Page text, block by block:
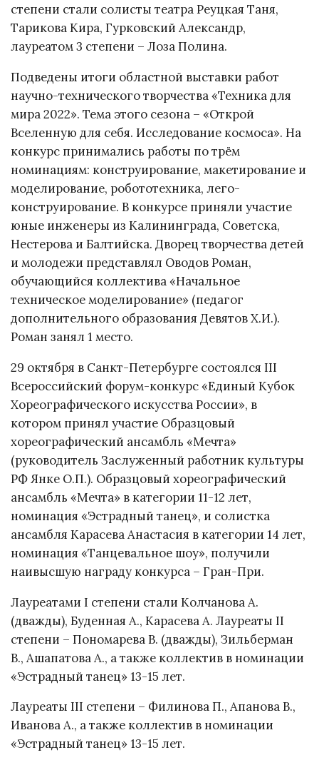
степени стали солисты театра Реуцкая Таня,
Тарикова Кира, Гурковский Александр,
лауреатом 3 степени – Лоза Полина.
Подведены итоги областной выставки работ
научно-технического творчества «Техника для
мира 2022». Тема этого сезона – «Открой
Вселенную для себя. Исследование космоса». На
конкурс принимались работы по трём
номинациям: конструирование, макетирование и
моделирование, робототехника, лего-
конструирование. В конкурсе приняли участие
юные инженеры из Калининграда, Советска,
Нестерова и Балтийска. Дворец творчества детей
и молодежи представлял Оводов Роман,
обучающийся коллектива «Начальное
техническое моделирование» (педагог
дополнительного образования Девятов Х.И.).
Роман занял 1 место.
29 октября в Санкт-Петербурге состоялся III
Всероссийский форум-конкурс «Единый Кубок
Хореографического искусства России», в
котором принял участие Образцовый
хореографический ансамбль «Мечта»
(руководитель Заслуженный работник культуры
РФ Янке О.П.). Образцовый хореографический
ансамбль «Мечта» в категории 11-12 лет,
номинация «Эстрадный танец», и солистка
ансамбля Карасева Анастасия в категории 14 лет,
номинация «Танцевальное шоу», получили
наивысшую награду конкурса – Гран-При.
Лауреатами I степени стали Колчанова А.
(дважды), Буденная А., Карасева А. Лауреаты II
степени – Пономарева В. (дважды), Зильберман
В., Ашапатова А., а также коллектив в номинации
«Эстрадный танец» 13-15 лет.
Лауреаты III степени – Филинова П., Апанова В.,
Иванова А., а также коллектив в номинации
«Эстрадный танец» 13-15 лет.